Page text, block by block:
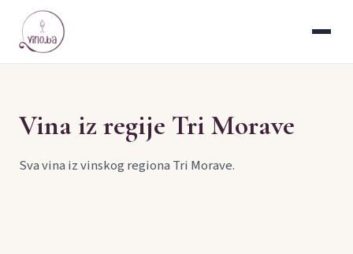
Vina iz regije Tri Morave
Sva vina iz vinskog regiona Tri Morave.